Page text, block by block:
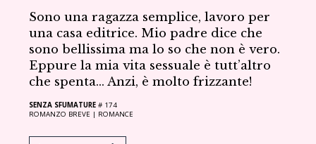
Sono una ragazza semplice, lavoro per
una casa editrice. Mio padre dice che
sono bellissima ma lo so che non è vero.
Eppure la mia vita sessuale è tutt’altro
che spenta… Anzi, è molto frizzante!
SENZA SFUMATURE # 174
ROMANZO BREVE | ROMANCE